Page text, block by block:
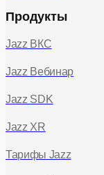
Продукты
Jazz ВКС
Jazz Вебинар
Jazz SDK
Jazz XR
Тарифы Jazz